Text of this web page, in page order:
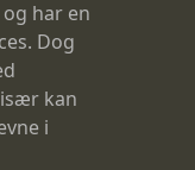
har en
Dog
kan
i